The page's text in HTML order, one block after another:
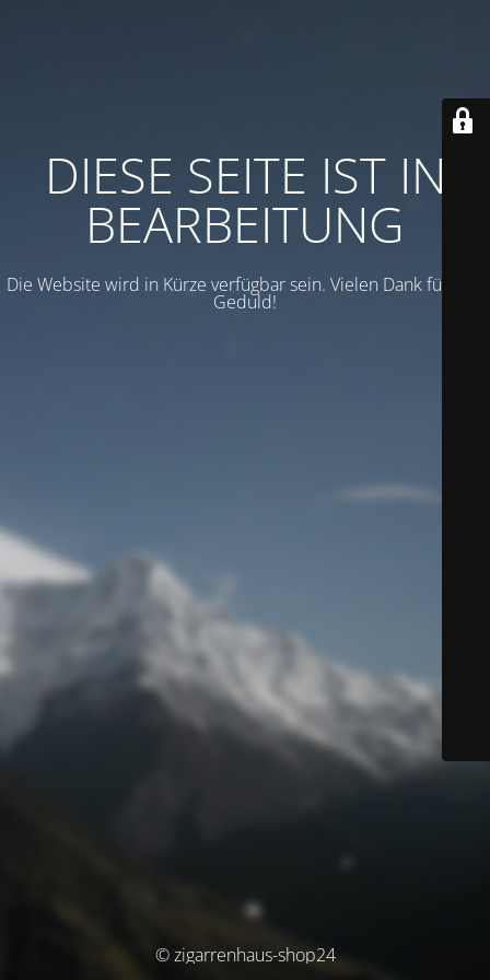
DIESE SEITE IST IN
BEARBEITUNG
Die Website wird in Kürze verfügbar sein. Vielen Dank für Ihre
Geduld!
© zigarrenhaus-shop24